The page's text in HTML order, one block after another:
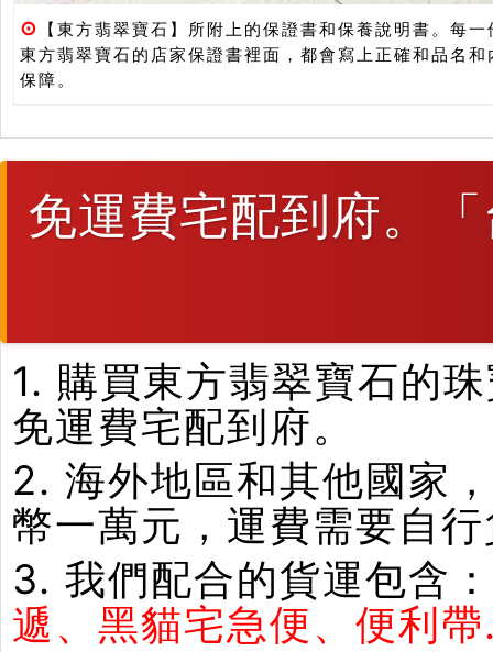
⊙
【東方翡翠寶石】所附上的保證書和保養說明書。每
東方翡翠寶石的店家保證書裡面，都會寫上正確和品名
保障。
免運費宅配到府。
1. 購買東方翡翠寶石的
免運費宅配到府。
2. 海外地區和其他國家
幣一萬元，運費需要自
3. 我們配合的貨運包含：
遞、黑貓宅急便、便利